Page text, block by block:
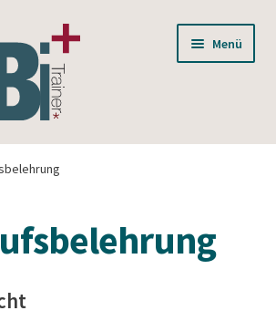
Menü